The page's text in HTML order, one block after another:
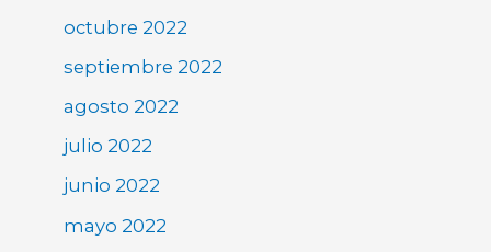
octubre 2022
septiembre 2022
agosto 2022
julio 2022
junio 2022
mayo 2022